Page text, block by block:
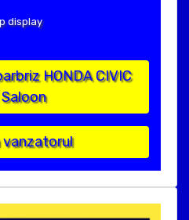
display
HONDA CIVIC
vanzatorul